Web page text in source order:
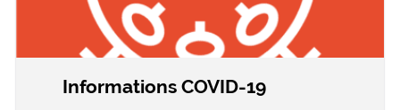
Informations COVID-19